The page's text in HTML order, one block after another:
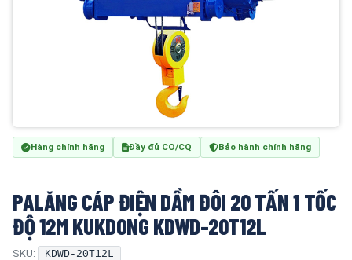
Hàng chính hãng Đầy đủ CO/CQ Bảo hành chính hãng
PALĂNG CÁP ĐIỆN DẦM ĐÔI 20 TẤN 1 TỐC
ĐỘ 12M KUKDONG KDWD-20T12L
SKU: KDWD-20T12L